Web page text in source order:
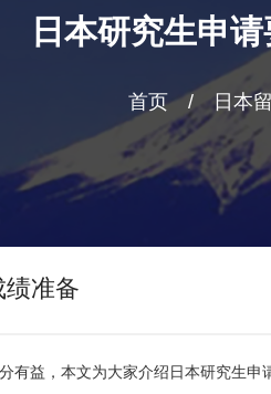
日本研究生申
首页/日本
绩准备
有益，本文为大家介绍 日本研究生申